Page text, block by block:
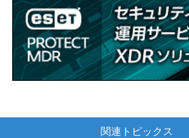
関連トピックス